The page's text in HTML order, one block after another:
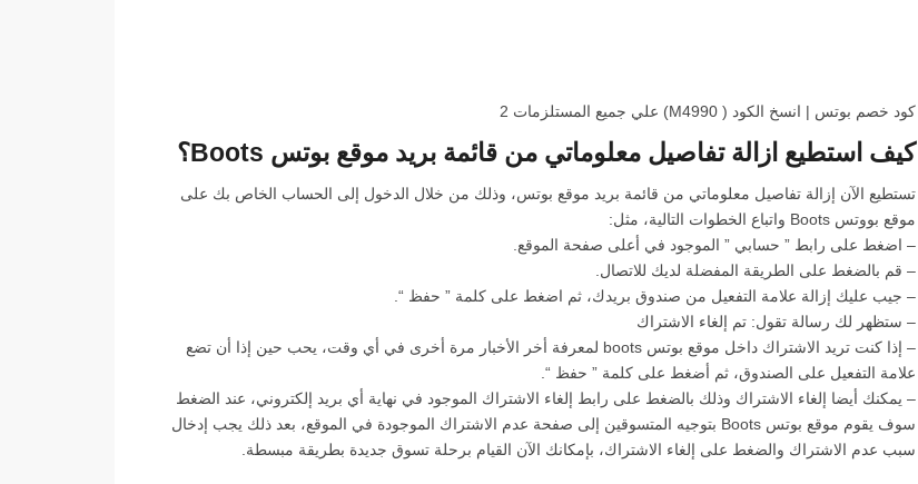
كود خصم بوتس | انسخ الكود ( M4990) علي جميع المستلزمات 2
كيف استطيع ازالة تفاصيل معلوماتي من قائمة بريد موقع بوتس Boots؟
تستطيع الآن إزالة تفاصيل معلوماتي من قائمة بريد موقع بوتس، وذلك من خلال الدخول إلى الحساب الخاص بك على
موقع بووتس Boots واتباع الخطوات التالية، مثل:
– اضغط على رابط ” حسابي ” الموجود في أعلى صفحة الموقع.
– قم بالضغط على الطريقة المفضلة لديك للاتصال.
– جيب عليك إزالة علامة التفعيل من صندوق بريدك، ثم اضغط على كلمة ” حفظ “.
– ستظهر لك رسالة تقول: تم إلغاء الاشتراك
– إذا كنت تريد الاشتراك داخل موقع بوتس boots لمعرفة أخر الأخبار مرة أخرى في أي وقت، يحب حين إذا أن تضع
علامة التفعيل على الصندوق، ثم أضغط على كلمة ” حفظ “.
– يمكنك أيضا إلغاء الاشتراك وذلك بالضغط على رابط إلغاء الاشتراك الموجود في نهاية أي بريد إلكتروني، عند الضغط
سوف يقوم موقع بوتس Boots بتوجيه المتسوقين إلى صفحة عدم الاشتراك الموجودة في الموقع، بعد ذلك يجب إدخال
سبب عدم الاشتراك والضغط على إلغاء الاشتراك، بإمكانك الآن القيام برحلة تسوق جديدة بطريقة مبسطة.